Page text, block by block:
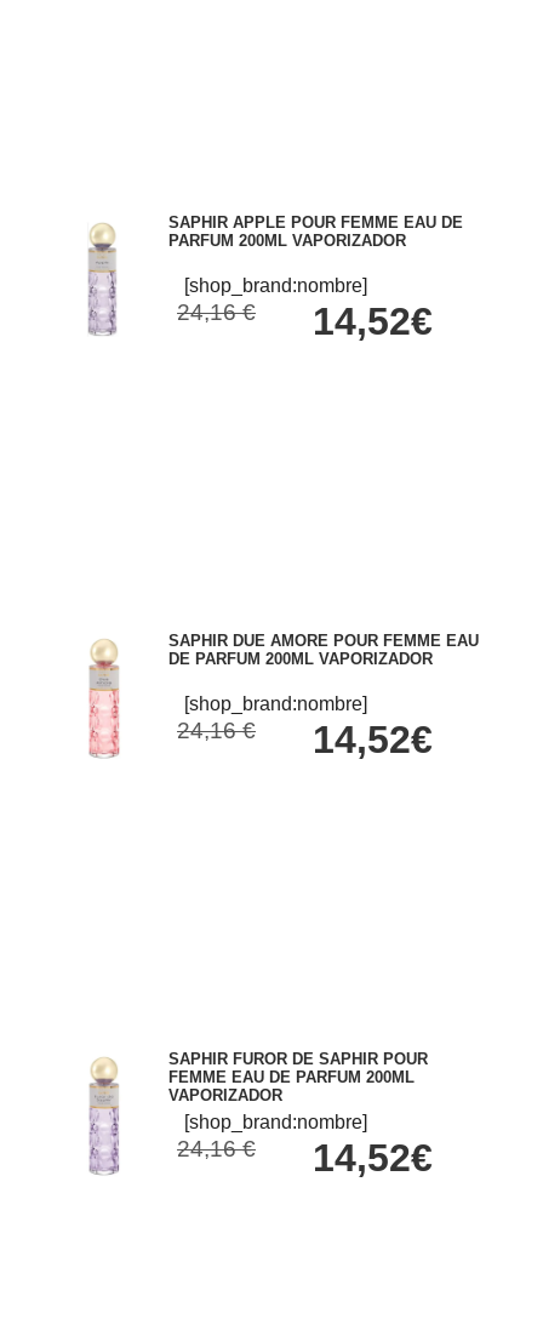
SAPHIR APPLE POUR FEMME EAU DE
PARFUM 200ML VAPORIZADOR
[shop_brand:nombre]
24,16 € 14,52€
SAPHIR DUE AMORE POUR FEMME EAU
DE PARFUM 200ML VAPORIZADOR
[shop_brand:nombre]
24,16 € 14,52€
SAPHIR FUROR DE SAPHIR POUR
FEMME EAU DE PARFUM 200ML
VAPORIZADOR
[shop_brand:nombre]
24,16 € 14,52€